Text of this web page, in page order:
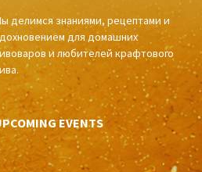
делимся знаниями, рецептами и
для домашних
и любителей крафтового
EVENTS